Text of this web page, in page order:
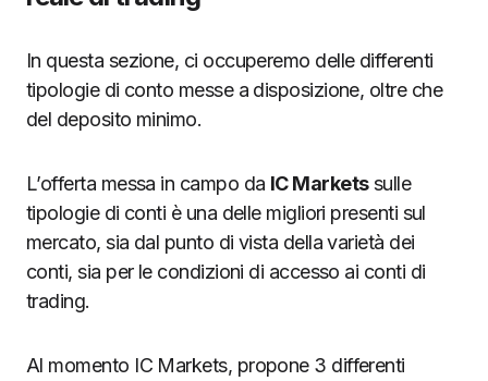
In questa sezione, ci occuperemo delle differenti
tipologie di conto messe a disposizione, oltre che
del deposito minimo.
L’offerta messa in campo da IC Marketssulle
tipologie di conti è una delle migliori presenti sul
mercato, sia dal punto di vista della varietà dei
conti, sia per le condizioni di accesso ai conti di
trading.
Al momento IC Markets, propone 3 differenti